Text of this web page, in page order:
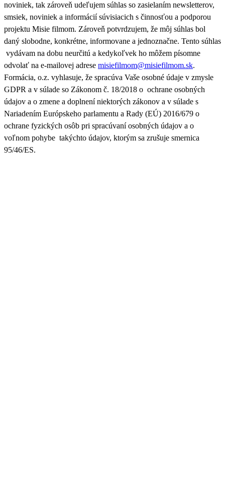
noviniek, tak zároveň udeľujem súhlas so zasielaním newsletterov,
smsiek, noviniek a informácií súvisiacich s činnosťou a podporou
projektu Misie filmom. Zároveň potvrdzujem, že môj súhlas bol
daný slobodne, konkrétne, informovane a jednoznačne. Tento súhlas
vydávam na dobu neurčitú a kedykoľvek ho môžem písomne
odvolať na e-mailovej adrese misiefilmom@misiefilmom.sk.
Formácia, o.z. vyhlasuje, že spracúva Vaše osobné údaje v zmysle
GDPR a v súlade so Zákonom č. 18/2018 o ochrane osobných
údajov a o zmene a doplnení niektorých zákonov a v súlade s
Nariadením Európskeho parlamentu a Rady (EÚ) 2016/679 o
ochrane fyzických osôb pri spracúvaní osobných údajov a o
voľnom pohybe takýchto údajov, ktorým sa zrušuje smernica
95/46/ES.